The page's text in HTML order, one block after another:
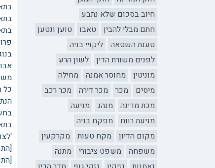
חיוב בסכום שלא נתבע
חתם מבלי להבין
טאבו
טוען ונטען
טענת השטאה
ליקויי בניה
לפנים משורת הדין
לשון הרע
מוניטין
מחוסר אמנה
מחילה
מיסים
מכר מכר דירה
מכר רכב
מכת מדינה
מנהג
מניעה
מניעת רווח
מפקח בניה
מקום הדיון
מקח טעות
מקרקעין
משפחה
משפט ציבורי
מתנה
בתאריך 15/2/24 הגיש האדריכל
בתאריך 2/6/24 הגיש היזם לבית
פרוייקט זה
כל
בתאריך 23/9/2024 מנהל בית